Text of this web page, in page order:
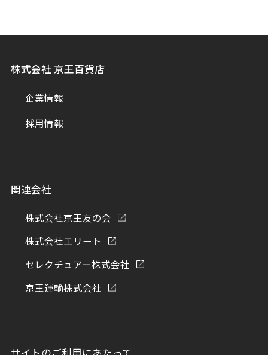
株式会社 京王百貨店
企業情報
採用情報
関連会社
株式会社京王友の会
株式会社エリート
セレクチュアー株式会社
京王運輸株式会社